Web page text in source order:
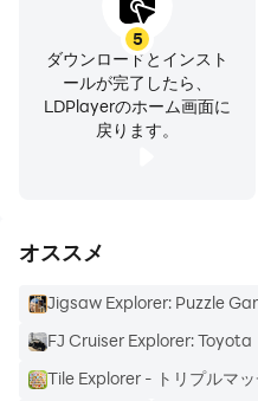
のはWebブラウザだけ。
す。
ファイルを安全に保護
何がスペースを占めている
なファイルを見つけ、不
5
ダウンロードとインスト
ールが完了したら、
LDPlayerのホーム画面に
戻ります。
オススメ
Jigsaw Explorer: Puzzle
FJ Cruiser Explorer: Toyota
Tile Explorer - トリプルマ